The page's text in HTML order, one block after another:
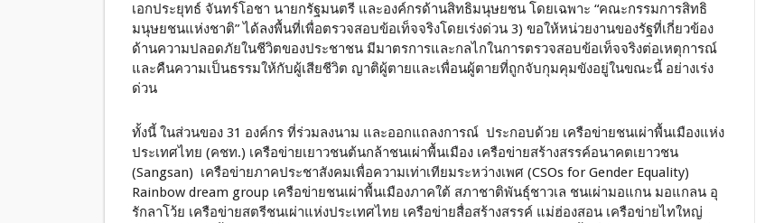
เอกประยุทธ์ จันทร์โอชา นายกรัฐมนตรี และองค์กรด้านสิทธิมนุษยชน โดยเฉพาะ “คณะกรรมการสิทธิ
มนุษยชนแห่งชาติ” ได้ลงพื้นที่เพื่อตรวจสอบข้อเท็จจริงโดยเร่งด่วน 3) ขอให้หน่วยงานของรัฐที่เกี่ยวข้อง
ด้านความปลอดภัยในชีวิตของประชาชน มีมาตรการและกลไกในการตรวจสอบข้อเท็จจริงต่อเหตุการณ์
และคืนความเป็นธรรมให้กับผู้เสียชีวิต ญาติผู้ตายและเพื่อนผู้ตายที่ถูกจับกุมคุมขังอยู่ในขณะนี้ อย่างเร่ง
ด่วน
ทั้งนี้ ในส่วนของ 31 องค์กร ที่ร่วมลงนาม และออกแถลงการณ์ ประกอบด้วย เครือข่ายชนเผ่าพื้นเมืองแห่ง
ประเทศไทย (คชท.) เครือข่ายเยาวชนต้นกล้าชนเผ่าพื้นเมือง เครือข่ายสร้างสรรค์อนาคตเยาวชน
(Sangsan) เครือข่ายภาคประชาสังคมเพื่อความเท่าเทียมระหว่างเพศ (CSOs for Gender Equality)
Rainbow dream group เครือข่ายชนเผ่าพื้นเมืองภาคใต้ สภาชาติพันธุ์ชาวเล ชนเผ่ามอแกน มอแกลน อุ
รักลาโว้ย เครือข่ายสตรีชนเผ่าแห่งประเทศไทย เครือข่ายสื่อสร้างสรรค์ แม่ฮ่องสอน เครือข่ายไทใหญ่